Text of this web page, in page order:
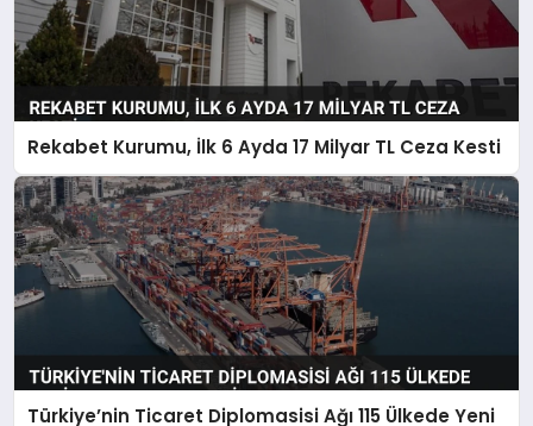
Rekabet Kurumu, İlk 6 Ayda 17 Milyar TL Ceza Kesti
Türkiye’nin Ticaret Diplomasisi Ağı 115 Ülkede Yeni